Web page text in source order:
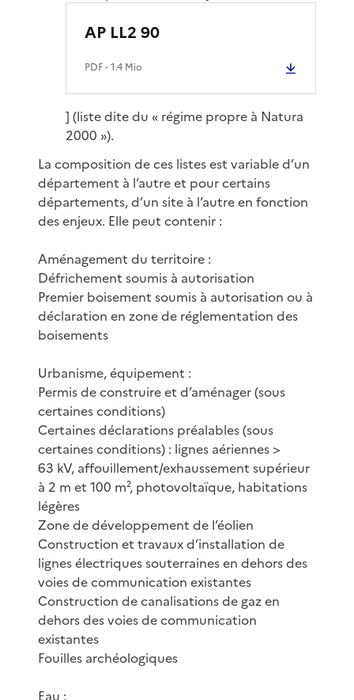
AP LL2 90
PDF- 1.4 Mio
] (liste dite du « régime propre à Natura
2000 »).
La composition de ces listes est variable d’un
département à l’autre et pour certains
départements, d’un site à l’autre en fonction
des enjeux. Elle peut contenir :
Aménagement du territoire :
Défrichement soumis à autorisation
Premier boisement soumis à autorisation ou à
déclaration en zone de réglementation des
boisements
Urbanisme, équipement :
Permis de construire et d’aménager (sous
certaines conditions)
Certaines déclarations préalables (sous
certaines conditions) : lignes aériennes >
63 kV, affouillement/exhaussement supérieur
à 2 m et 100 m², photovoltaïque, habitations
légères
Zone de développement de l’éolien
Construction et travaux d’installation de
lignes électriques souterraines en dehors des
voies de communication existantes
Construction de canalisations de gaz en
dehors des voies de communication
existantes
Fouilles archéologiques
Eau :